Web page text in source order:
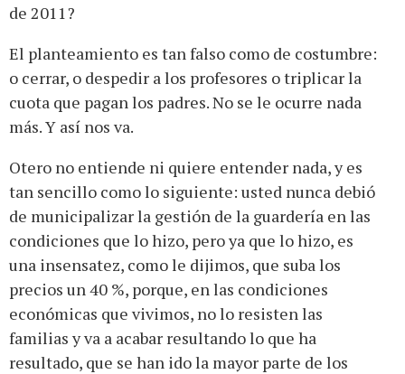
de 2011?
El planteamiento es tan falso como de costumbre:
o cerrar, o despedir a los profesores o triplicar la
cuota que pagan los padres. No se le ocurre nada
más. Y así nos va.
Otero no entiende ni quiere entender nada, y es
tan sencillo como lo siguiente: usted nunca debió
de municipalizar la gestión de la guardería en las
condiciones que lo hizo, pero ya que lo hizo, es
una insensatez, como le dijimos, que suba los
precios un 40 %, porque, en las condiciones
económicas que vivimos, no lo resisten las
familias y va a acabar resultando lo que ha
resultado, que se han ido la mayor parte de los